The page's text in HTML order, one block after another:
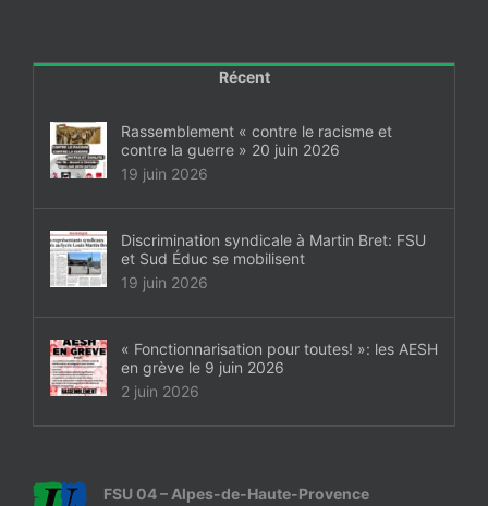
Récent
Rassemblement « contre le racisme et
contre la guerre » 20 juin 2026
19 juin 2026
Discrimination syndicale à Martin Bret: FSU
et Sud Éduc se mobilisent
19 juin 2026
« Fonctionnarisation pour toutes! »: les AESH
en grève le 9 juin 2026
2 juin 2026
FSU 04 – Alpes-de-Haute-Provence